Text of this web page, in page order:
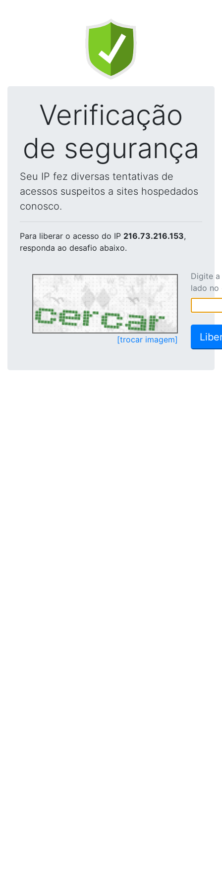
Verificação
de segurança
Seu IP fez diversas tentativas de
acessos suspeitos a sites hospedados
conosco.
Para liberar o acesso do IP 216.73.216.153,
responda ao desafio abaixo.
[trocar imagem]
Digite
lado no